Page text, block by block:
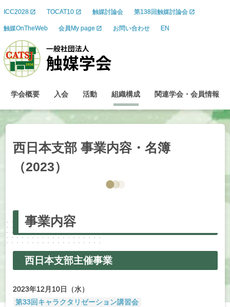
ICC2028 TOCAT10 触媒討論会 第138回触媒討論会
触媒OnTheWeb 会員My page お問い合わせ EN
学会概要 入会 活動 組織構成 関連学会 ・ 会員情報
西日本支部 事業内容・ 名簿
（2023）
事業内容
西日本支部主催事業
2023年12月10日（水）
第33回キャラクタリゼーション講習会